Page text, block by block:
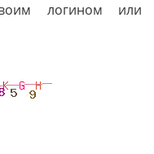
логином или